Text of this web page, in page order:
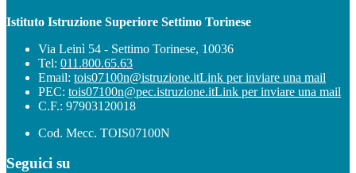
Istituto Istruzione Superiore Settimo Torinese
Via Leinì 54 - Settimo Torinese, 10036
Tel: 011.800.65.63
Email: tois07100n@istruzione.itLink per inviare una mail
PEC: tois07100n@pec.istruzione.itLink per inviare una mail
C.F.: 97903120018
Cod. Mecc. TOIS07100N
Seguici su